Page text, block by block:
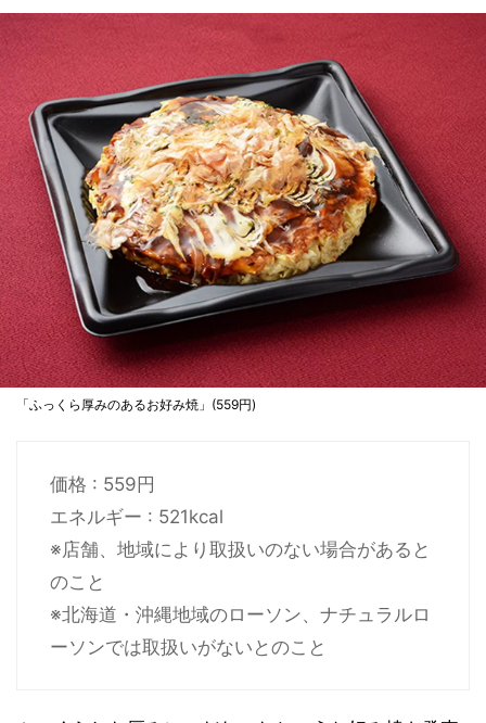
「ふっくら厚みのあるお好み焼」(559円)
価格 : 559円
エネルギー : 521kcal
※店舗、地域により取扱いのない場合があると
のこと
※北海道・沖縄地域のローソン、ナチュラルロ
ーソンでは取扱いがないとのこと